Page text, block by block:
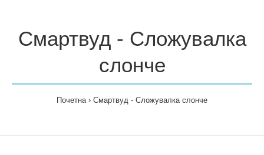
Смартвуд - Сложувалка
слонче
Почетна Смартвуд - Сложувалка слонче